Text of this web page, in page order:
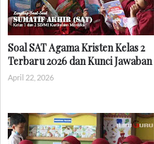
Soal SAT Agama Kristen Kelas 2
Terbaru 2026 dan Kunci Jawaban
April 22, 2026